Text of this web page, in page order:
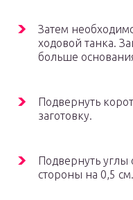
Затем
ходовой танка.
больше
Подвернуть
заготовку.
Подвернуть углы
стороны на 0,5 см.